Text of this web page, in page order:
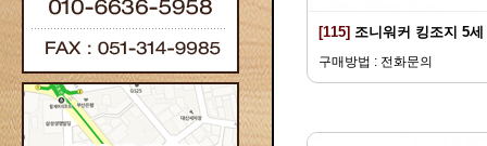
[115] 조니워커 킹조지 5세
구매방법 : 전화문의